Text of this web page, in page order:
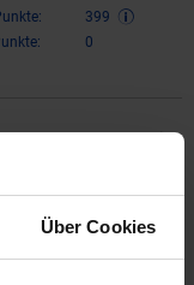
Über Cookies
399
0